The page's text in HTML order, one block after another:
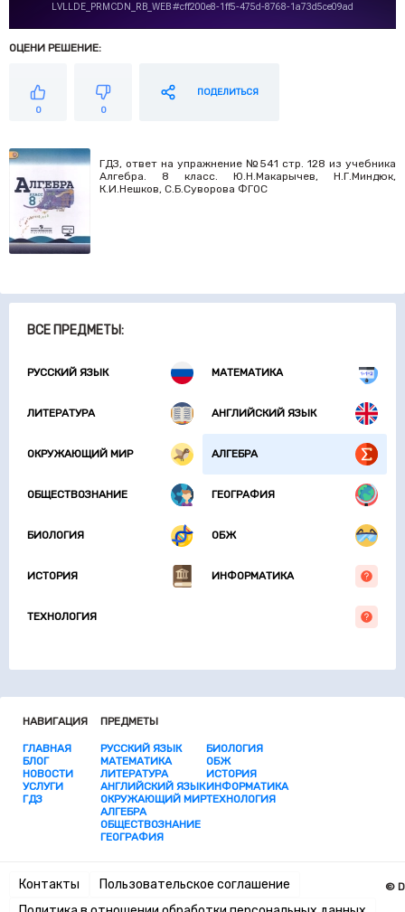
ВСЕ ПРЕДМЕТЫ:
РУССКИЙ ЯЗЫК МАТЕМАТИКА
ЛИТЕРАТУРА АНГЛИЙСКИЙ ЯЗЫК
ОКРУЖАЮЩИЙ МИР АЛГЕБРА
ОБЩЕСТВОЗНАНИЕ ГЕОГРАФИЯ
БИОЛОГИЯ ОБЖ
ИСТОРИЯ ИНФОРМАТИКА
ТЕХНОЛОГИЯ
ОЦЕНИ РЕШЕНИЕ:
0 0
ПОДЕЛИТЬСЯ
ГДЗ, ответ на упражнение №541 стр. 128 из учебника
Алгебра. 8 класс. Ю.Н.Макарычев, Н.Г.Миндюк,
К.И.Нешков, С.Б.Суворова ФГОС
НАВИГАЦИЯ
ГЛАВНАЯ
БЛОГ
НОВОСТИ
УСЛУГИ
ГДЗ
ПРЕДМЕТЫ
РУССКИЙ ЯЗЫК
МАТЕМАТИКА
ЛИТЕРАТУРА
АНГЛИЙСКИЙ ЯЗЫК
ОКРУЖАЮЩИЙ МИР
АЛГЕБРА
ОБЩЕСТВОЗНАНИЕ
ГЕОГРАФИЯ
БИОЛОГИЯ
ОБЖ
ИСТОРИЯ
ИНФОРМАТИКА
ТЕХНОЛОГИЯ
Контакты
Пользовательское соглашение
©